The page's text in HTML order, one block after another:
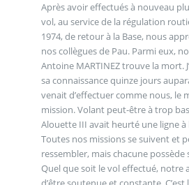
Après avoir effectués à nouveau
vol, au service de la régulation
1974, de retour à la Base, nous
nos collègues de Pau. Parmi eux,
Antoine MARTINEZ trouve la mort.
sa connaissance quinze jours
venait d’effectuer comme nous, le
mission. Volant peut-être à trop
Alouette III avait heurté une ligne
Toutes nos missions se suivent et
ressembler, mais chacune possède
Quel que soit le vol effectué, notre